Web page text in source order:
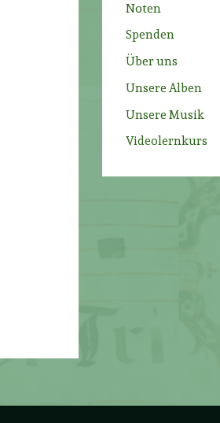
Noten
Spenden
Über uns
Unsere Alben
Unsere Musik
Videolernkurs